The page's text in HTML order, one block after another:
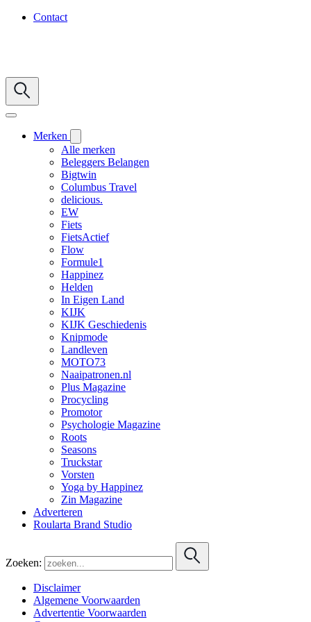
Contact
Merken
Alle merken
Beleggers Belangen
Bigtwin
Columbus Travel
delicious.
EW
Fiets
FietsActief
Flow
Formule1
Happinez
Helden
In Eigen Land
KIJK
KIJK Geschiedenis
Knipmode
Landleven
MOTO73
Naaipatronen.nl
Plus Magazine
Procycling
Promotor
Psychologie Magazine
Roots
Seasons
Truckstar
Vorsten
Yoga by Happinez
Zin Magazine
Adverteren
Roularta Brand Studio
Zoeken:
Disclaimer
Algemene Voorwaarden
Advertentie Voorwaarden